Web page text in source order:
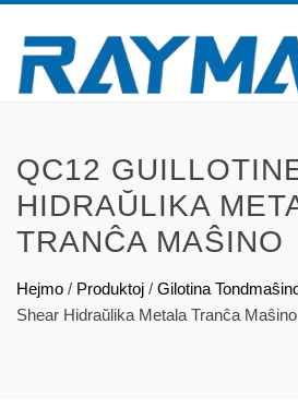
QC12
HIDRAŬLIKA
TRANĈA MAŜINO
Hejmo / Produktoj / Gilotina
Shear Hidraŭlika Metala Tranĉa Maŝino